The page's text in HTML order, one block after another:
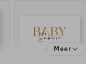
Meer